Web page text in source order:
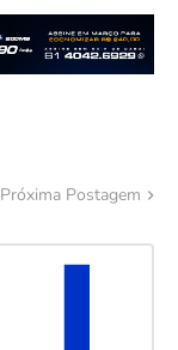
Próxima Postagem